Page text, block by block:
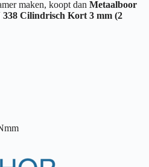
maken, koopt dan Metaalboor
Cilindrisch Kort 3 mm (2